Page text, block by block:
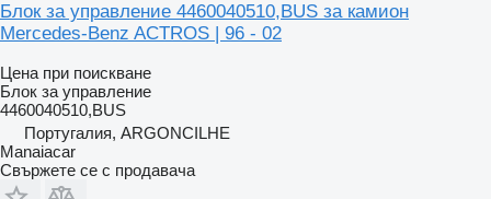
Блок за управление 4460040510,BUS за камион
Mercedes-Benz ACTROS | 96 - 02
Цена при поискване
Блок за управление
4460040510,BUS
Португалия, ARGONCILHE
Manaiacar
Свържете се с продавача